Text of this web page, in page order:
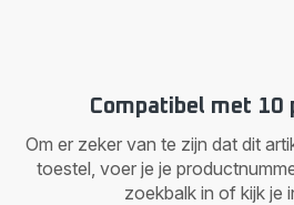
Compatibel met 10
Om er zeker van te zijn dat dit
toestel, voer je je
zoekbalk in of kijk je